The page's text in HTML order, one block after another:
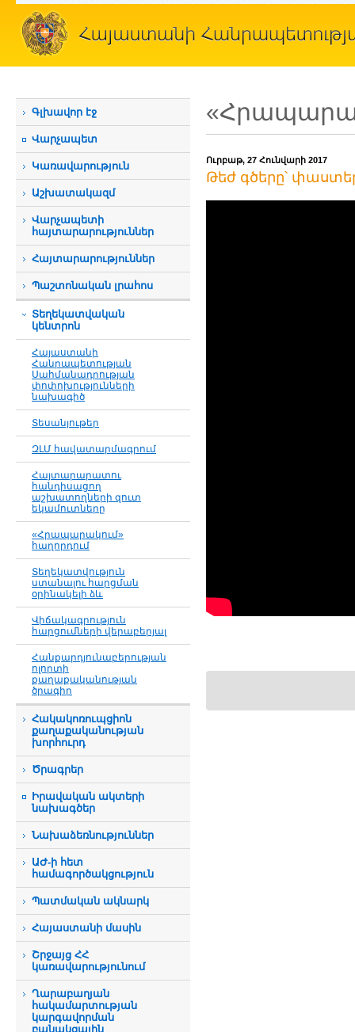
Գլխավոր էջ
Վարչապետ
Կառավարություն
Աշխատակազմ
Վարչապետի
հայտարարություններ
Հայտարարություններ
Պաշտոնական լրահոս
Տեղեկատվական
կենտրոն
Հայաստանի
Հանրապետության
Սահմանադրության
փոփոխությունների
նախագիծ
Տեսանյութեր
ԶԼՄ հավատարմագրում
Հայտարարատու
հանդիսացող
աշխատողների զուտ
եկամուտները
«Հրապարակում»
հաղորդում
Տեղեկատվություն
ստանալու հարցման
օրինակելի ձև
Վիճակագրություն
հարցումների վերաբերյալ
Հանքարդյունաբերության
ոլորտի
քաղաքականության
ծրագիր
Հակակոռուպցիոն
քաղաքականության
խորհուրդ
Ծրագրեր
Իրավական ակտերի
նախագծեր
Նախաձեռնություններ
ԱԺ-ի հետ
համագործակցություն
Պատմական ակնարկ
Հայաստանի մասին
Շրջայց ՀՀ
կառավարությունում
Ղարաբաղյան
հակամարտության
կարգավորման
բանակցային
Ուրբաթ, 27 Հունվարի 2017
Թեժ գծերը՝